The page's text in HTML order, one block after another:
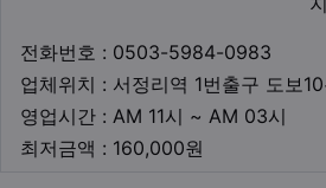
전화번호 : 0503-5984-0983
업체위치 : 서정리역 1번출구 도보
영업시간 : AM 11시 ~ AM 03시
최저금액 : 160,000원